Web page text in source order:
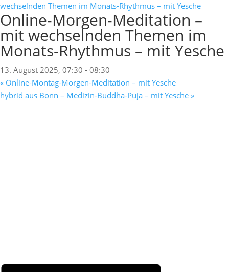
wechselnden Themen im Monats-Rhythmus – mit Yesche
Online-Morgen-Meditation –
mit wechselnden Themen im
Monats-Rhythmus – mit Yesche
13. August 2025, 07:30 - 08:30
« Online-Montag-Morgen-Meditation – mit Yesche
hybrid aus Bonn – Medizin-Buddha-Puja – mit Yesche »